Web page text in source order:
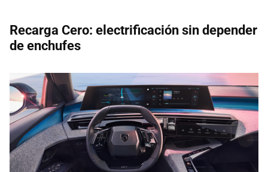
Recarga Cero: electrificación sin depender
de enchufes